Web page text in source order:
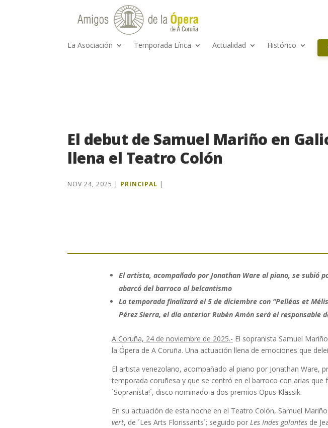
La Asociación Temporada Lírica Actualidad Histórico
El debut de Samuel Mariño en
llena el Teatro Colón
NOV 24, 2025 | PRINCIPAL |
El artista, acompañado por Jonathan Ware al piano, se subió
abarcó del barroco al belcantismo
La temporada finalizará el 5 de diciembre con “Pelléas et
Pérez Sierra, el día anterior Rubén Amón será el responsable
A Coruña, 24 de noviembre de 2025.- El sopranista Samuel
la Ópera de A Coruña. Una actuación llena de emociones que
El artista venezolano, acompañado al piano por Jonathan Ware,
temporada coruñesa y que se centró en el barroco con arias que
´Sopranista!´, disco nominado a dos premios Opus Klassik.
En su actuación de esta noche en el Teatro Colón, Samuel
vert, de ´Les Arts Florissants´; seguido por Les Indes galantes de